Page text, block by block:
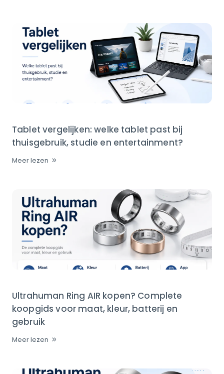
Tablet vergelijken: welke tablet past bij
thuisgebruik, studie en entertainment?
Meer lezen
Ultrahuman Ring AIR kopen? Complete
koopgids voor maat, kleur, batterij en
gebruik
Meer lezen